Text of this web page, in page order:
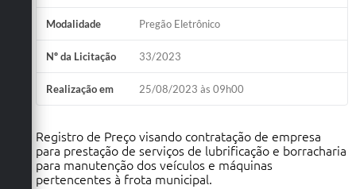
Modalidade Pregão Eletrônico
Nº da Licitação 33/2023
Realização em 25/08/2023 às 09h00
Registro de Preço visando contratação de empresa
para prestação de serviços de lubrificação e borracharia
para manutenção dos veículos e máquinas
pertencentes à frota municipal.